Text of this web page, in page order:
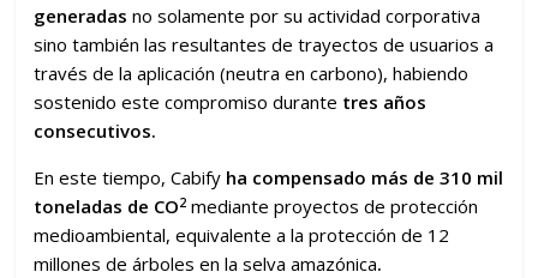
generadasno solamente por su actividad corporativa
sino también las resultantes de trayectos de usuarios a
través de la aplicación (neutra en carbono), habiendo
sostenido este compromiso durante tres años
consecutivos.
En este tiempo, Cabify ha compensado más de 310 mil
toneladas de CO2 mediante proyectos de protección
medioambiental, equivalente a la protección de 12
millones de árboles en la selva amazónica.